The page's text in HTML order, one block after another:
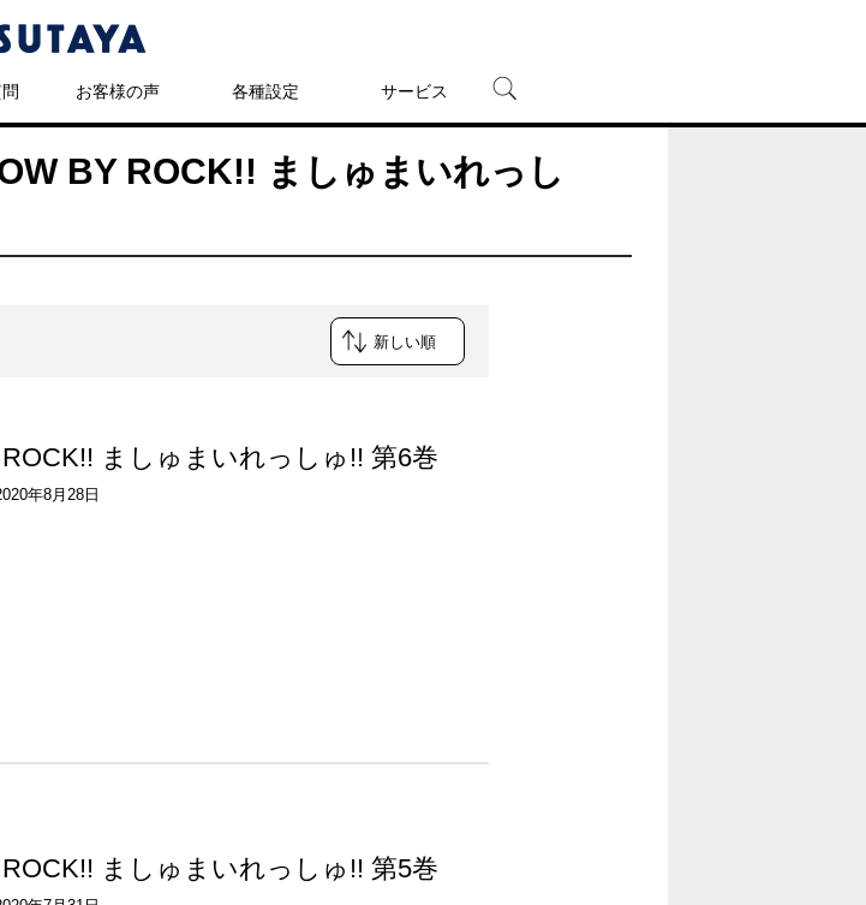
お客様の声 各種設定 サービス
宅配レンタル
オンラインゲーム
蔦屋書店
BY ROCK!! ましゅまいれっし
ましゅまいれっしゅ!! 第6巻
年8月28日
ましゅまいれっしゅ!! 第5巻